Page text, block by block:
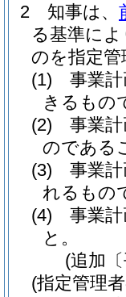
2
知事は、
る基準に
のを指定
(1)
事業
きるもの
(2)
事業
のである
(3)
事業
れるもの
(4)
事業
と。
(追加
(指定管理